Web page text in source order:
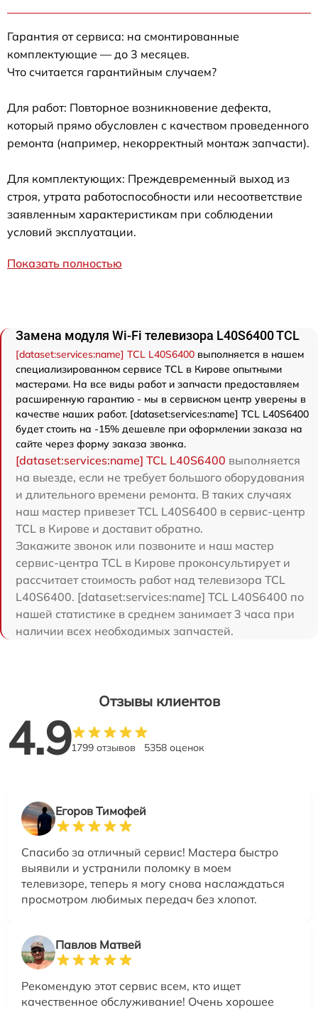
Гарантия от сервиса: на смонтированные
комплектующие — до 3 месяцев.
Что считается гарантийным случаем?
Для работ: Повторное возникновение дефекта,
который прямо обусловлен с качеством проведенного
ремонта (например, некорректный монтаж запчасти).
Для комплектующих: Преждевременный выход из
строя, утрата работоспособности или несоответствие
заявленным характеристикам при соблюдении
условий эксплуатации.
Показать полностью
Замена модуля Wi-Fi телевизора L40S6400 TCL
[dataset:services:name] TCL L40S6400 выполняется в нашем
специализированном сервисе TCL в Кирове опытными
мастерами. На все виды работ и запчасти предоставляем
расширенную гарантию - мы в сервисном центр уверены в
качестве наших работ. [dataset:services:name] TCL L40S6400
будет стоить на -15% дешевле при оформлении заказа на
сайте через форму заказа звонка.
[dataset:services:name] TCL L40S6400 выполняется
на выезде, если не требует большого оборудования
и длительного времени ремонта. В таких случаях
наш мастер привезет TCL L40S6400 в сервис-центр
TCL в Кирове и доставит обратно.
Закажите звонок или позвоните и наш мастер
сервис-центра TCL в Кирове проконсультирует и
рассчитает стоимость работ над телевизора TCL
L40S6400. [dataset:services:name] TCL L40S6400 по
нашей статистике в среднем занимает 3 часа при
наличии всех необходимых запчастей.
Отзывы клиентов
4.91799 отзывов 5358 оценок
Егоров Тимофей
Спасибо за отличный сервис! Мастера быстро
выявили и устранили поломку в моем
телевизоре, теперь я могу снова наслаждаться
просмотром любимых передач без хлопот.
Павлов Матвей
Рекомендую этот сервис всем, кто ищет
качественное обслуживание! Очень хорошее